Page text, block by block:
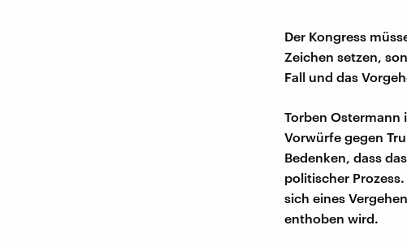
Der Kongress
Zeichen setzen,
Fall und das
Torben Ostermann
Vorwürfe gegen
Bedenken, dass
politischer
sich eines
enthoben wird.